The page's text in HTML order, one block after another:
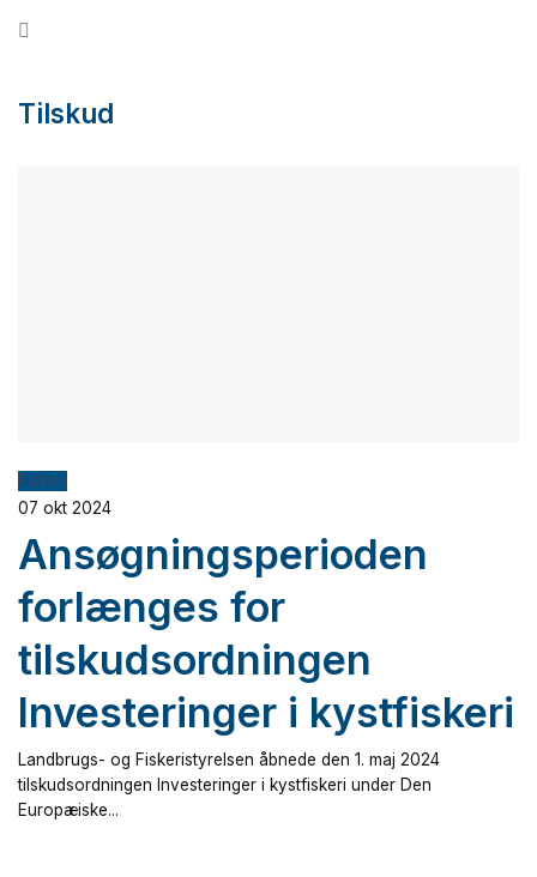
Tilskud
Fiskeri
07 okt 2024
Ansøgningsperioden
forlænges for
tilskudsordningen
Investeringer i kystfiskeri
Landbrugs- og Fiskeristyrelsen åbnede den 1. maj 2024
tilskudsordningen Investeringer i kystfiskeri under Den
Europæiske...